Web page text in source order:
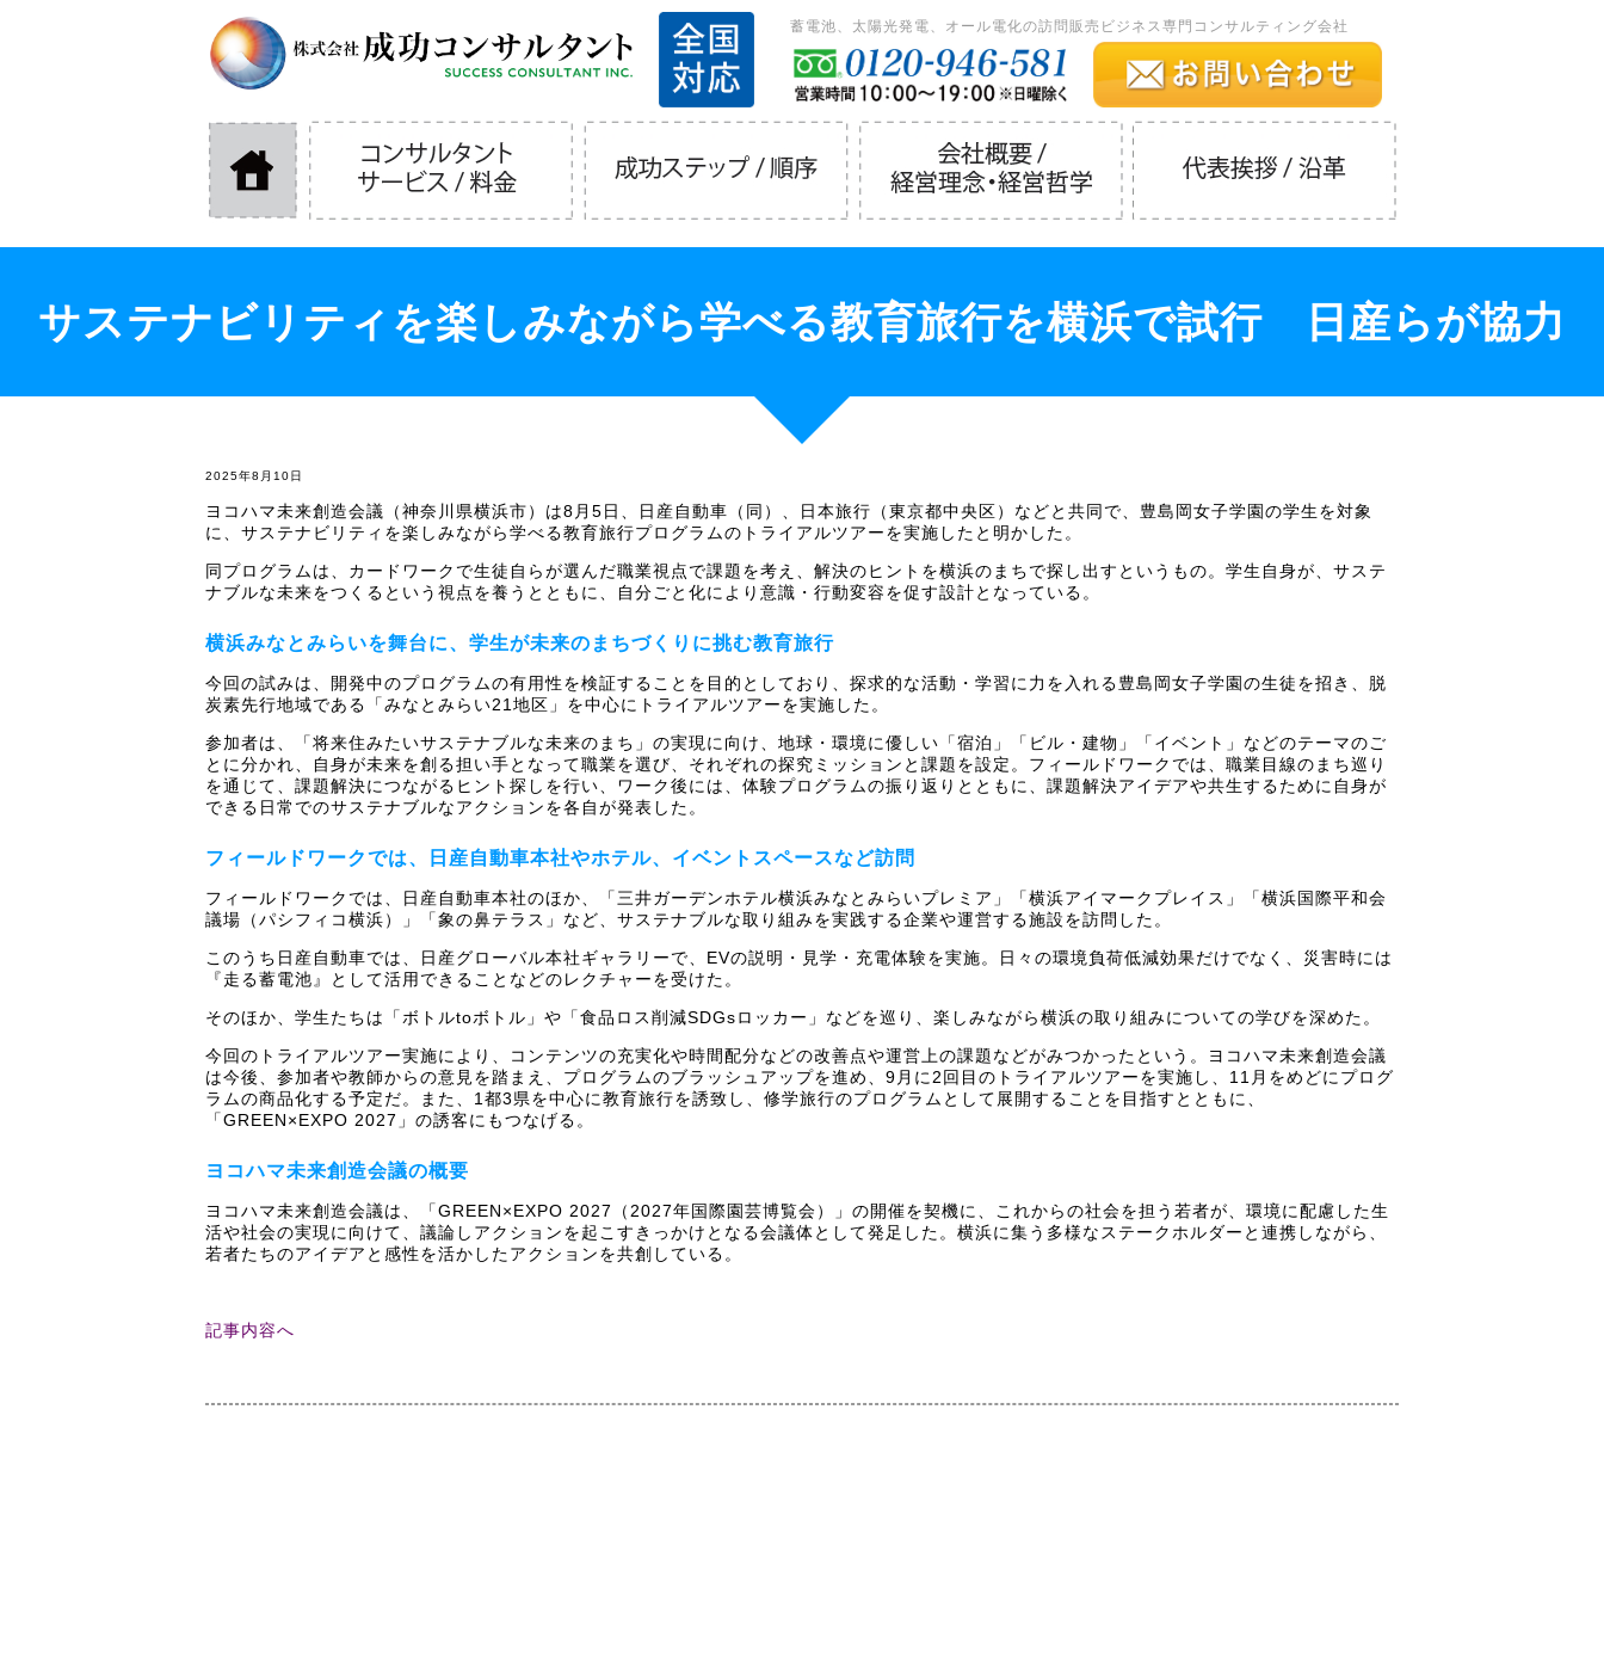
蓄電池、太陽光発電、オール電化の訪問販売ビジネス専門コンサルティング会社
サステナビリティを楽しみながら学べる教育旅行を横浜で試行 日産らが協力
2025年8月10日
ヨコハマ未来創造会議（神奈川県横浜市）は8月5日、日産自動車（同）、日本旅行（東京都中央区）などと共同で、豊島岡女子学園の学生を対象
に、サステナビリティを楽しみながら学べる教育旅行プログラムのトライアルツアーを実施したと明かした。
同プログラムは、カードワークで生徒自らが選んだ職業視点で課題を考え、解決のヒントを横浜のまちで探し出すというもの。学生自身が、サステ
ナブルな未来をつくるという視点を養うとともに、自分ごと化により意識・行動変容を促す設計となっている。
横浜みなとみらいを舞台に、学生が未来のまちづくりに挑む教育旅行
今回の試みは、開発中のプログラムの有用性を検証することを目的としており、探求的な活動・学習に力を入れる豊島岡女子学園の生徒を招き、脱
炭素先行地域である「みなとみらい21地区」を中心にトライアルツアーを実施した。
参加者は、「将来住みたいサステナブルな未来のまち」の実現に向け、地球・環境に優しい「宿泊」「ビル・建物」「イベント」などのテーマのご
とに分かれ、自身が未来を創る担い手となって職業を選び、それぞれの探究ミッションと課題を設定。フィールドワークでは、職業目線のまち巡り
を通じて、課題解決につながるヒント探しを行い、ワーク後には、体験プログラムの振り返りとともに、課題解決アイデアや共生するために自身が
できる日常でのサステナブルなアクションを各自が発表した。
フィールドワークでは、日産自動車本社やホテル、イベントスペースなど訪問
フィールドワークでは、日産自動車本社のほか、「三井ガーデンホテル横浜みなとみらいプレミア」「横浜アイマークプレイス」「横浜国際平和会
議場（パシフィコ横浜）」「象の鼻テラス」など、サステナブルな取り組みを実践する企業や運営する施設を訪問した。
このうち日産自動車では、日産グローバル本社ギャラリーで、EVの説明・見学・充電体験を実施。日々の環境負荷低減効果だけでなく、災害時には
『走る蓄電池』として活用できることなどのレクチャーを受けた。
そのほか、学生たちは「ボトルtoボトル」や「食品ロス削減SDGsロッカー」などを巡り、楽しみながら横浜の取り組みについての学びを深めた。
今回のトライアルツアー実施により、コンテンツの充実化や時間配分などの改善点や運営上の課題などがみつかったという。ヨコハマ未来創造会議
は今後、参加者や教師からの意見を踏まえ、プログラムのブラッシュアップを進め、9月に2回目のトライアルツアーを実施し、11月をめどにプログ
ラムの商品化する予定だ。また、1都3県を中心に教育旅行を誘致し、修学旅行のプログラムとして展開することを目指すとともに、
「GREEN×EXPO 2027」の誘客にもつなげる。
ヨコハマ未来創造会議の概要
ヨコハマ未来創造会議は、「GREEN×EXPO 2027（2027年国際園芸博覧会）」の開催を契機に、これからの社会を担う若者が、環境に配慮した生
活や社会の実現に向けて、議論しアクションを起こすきっかけとなる会議体として発足した。横浜に集う多様なステークホルダーと連携しながら、
若者たちのアイデアと感性を活かしたアクションを共創している。
記事内容へ